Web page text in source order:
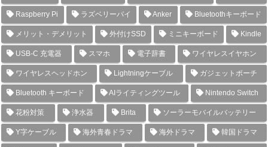
Raspberry Pi ラズベリーパイ Anker Bluetoothキーボード
メリット・デメリット 外付けSSD ミニキーボード Kindle
USB-C 充電器 スマホ 電子辞書 ワイヤレスイヤホン
ワイヤレスヘッドホン Lightningケーブル ガジェットポーチ
Bluetooth キーボード AIライティングツール Nintendo Switch
花粉対策 浄水器 Brita ソーラーモバイルバッテリー
Y字ケーブル 海外青春ドラマ 海外ドラマ 韓国ドラマ